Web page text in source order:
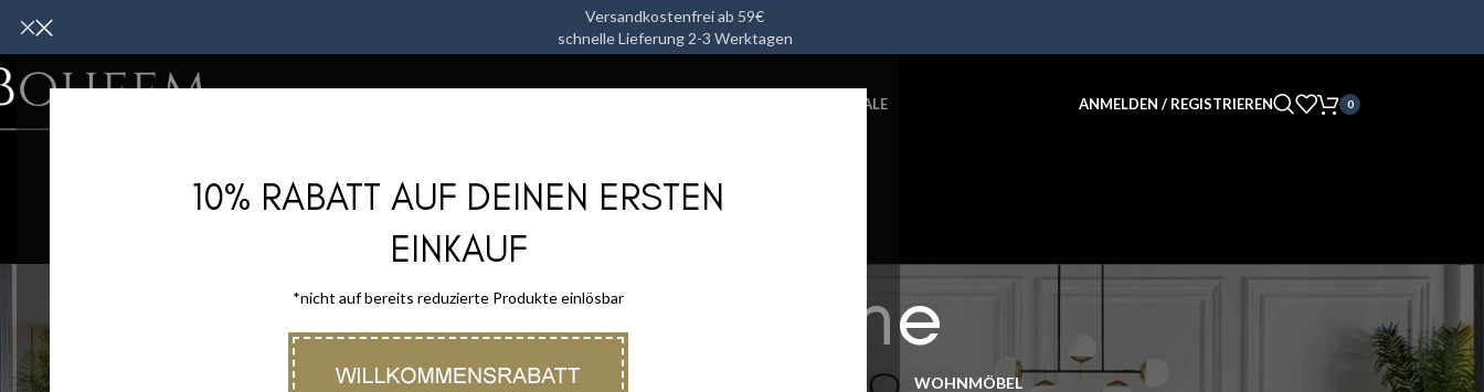
10% RABATT AUF DEINEN ERSTEN
EINKAUF
*nicht auf bereits reduzierte Produkte einlösbar
Versandkostenfrei ab 59€
schnelle Lieferung 2-3 Werktagen
SALE ANMELDEN / REGISTRIEREN 0
Beistelltische
HEIMTEXTILIEN KÜCHENUTENSILIEN WOHNMÖBEL